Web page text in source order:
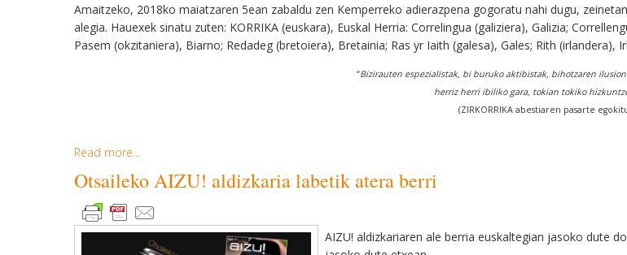
Amaitzeko, 2018ko maiatzaren 5ean zabaldu zen Kemperreko adierazpena gogoratu nahi dugu,
alegia. Hauexek sinatu zuten: KORRIKA (euskara), Euskal Herria: Correlingua (galiziera), Galizia;
Pasem (okzitaniera), Biarno; Redadeg (bretoiera), Bretainia; Ras yr Iaith (galesa), Gales; Rith (irlandera),
“Bizirauten espezialistak, bi buruko aktibistak, bihotzaren
herriz herri ibiliko gara, tokian tokiko
(ZIRKORRIKA abestiaren pasarte
Read more...
Otsaileko AIZU! aldizkaria labetik atera berri
AIZU! aldizkariaren ale berria euskaltegian jasoko dute